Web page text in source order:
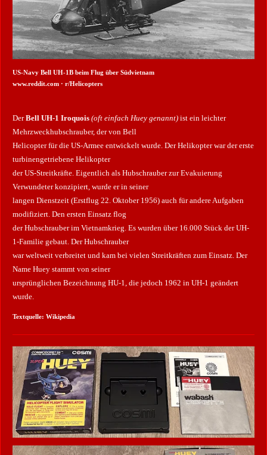
US-Navy Bell UH-1B beim Flug über Südvietnam
www.reddit.com · r/Helicopters
DerBell UH-1 Iroquois (oft einfach Huey genannt) ist ein leichter
Mehrzweckhubschrauber, der von Bell
Helicopter für die US-Armee entwickelt wurde. Der Helikopter war der erste
turbinengetriebene Helikopter
der US-Streitkräfte. Eigentlich als Hubschrauber zur Evakuierung
Verwundeter konzipiert, wurde er in seiner
langen Dienstzeit (Erstflug 22. Oktober 1956) auch für andere Aufgaben
modifiziert. Den ersten Einsatz flog
der Hubschrauber im Vietnamkrieg. Es wurden über 16.000 Stück der UH-
1-Familie gebaut. Der Hubschrauber
war weltweit verbreitet und kam bei vielen Streitkräften zum Einsatz. Der
Name Huey stammt von seiner
ursprünglichen Bezeichnung HU-1, die jedoch 1962 in UH-1 geändert
wurde.
Textquelle: Wikipedia